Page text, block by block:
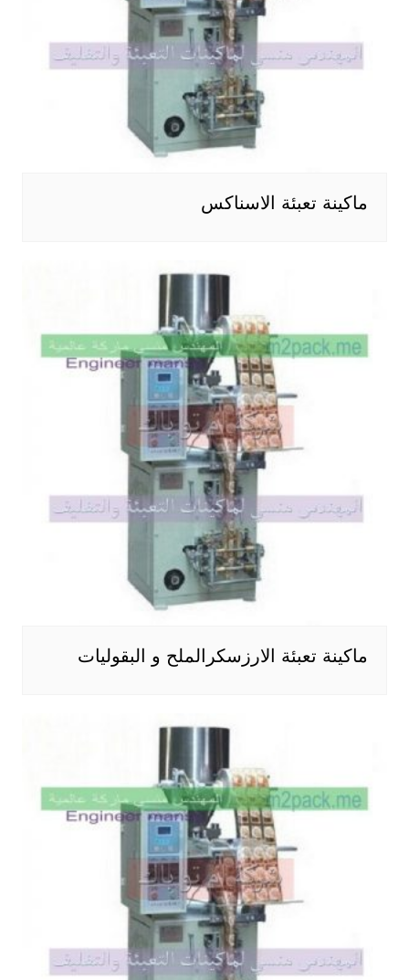
ماكينة تعبئة الاسناكس
ماكينة تعبئة الارزسكرالملح و البقوليات